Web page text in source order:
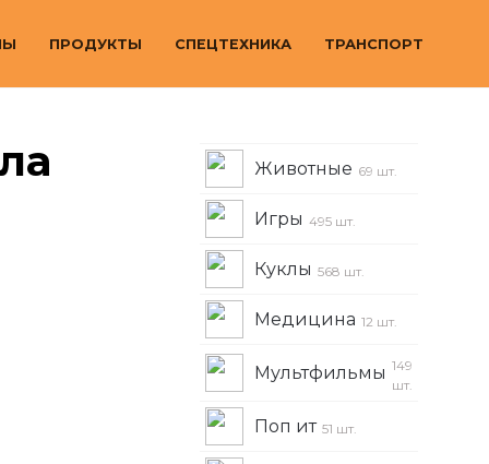
ПРОДУКТЫ СПЕЦТЕХНИКА ТРАНСПОРТ
Животные 69 шт.
Игры 495 шт.
Куклы 568 шт.
Медицина 12 шт.
Мультфильмы 149
шт.
Поп ит 51 шт.